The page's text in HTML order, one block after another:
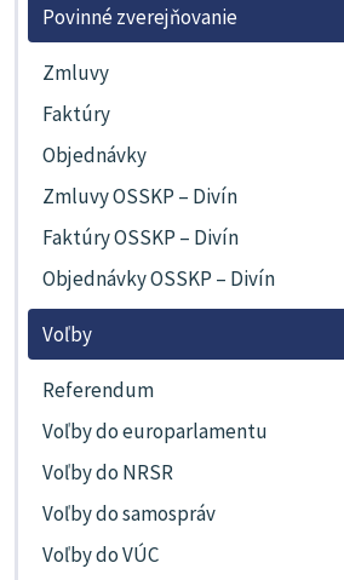
Povinné zverejňovanie
Zmluvy
Faktúry
Objednávky
Zmluvy OSSKP – Divín
Faktúry OSSKP – Divín
Objednávky OSSKP – Divín
Voľby
Referendum
Voľby do europarlamentu
Voľby do NRSR
Voľby do samospráv
Voľby do VÚC